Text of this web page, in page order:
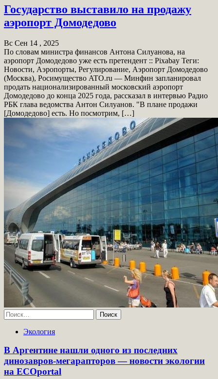
Государство выставило на продажу
аэропорт Домодедово
Вс Сен 14 , 2025
По словам министра финансов Антона Силуанова, на
аэропорт Домодедово уже есть претендент :: Pixabay Теги:
Новости, Аэропорты, Регулирование, Аэропорт Домодедово
(Москва), Росимущество ATO.ru — Минфин запланировал
продать национализированный московский аэропорт
Домодедово до конца 2025 года, рассказал в интервью Радио
РБК глава ведомства Антон Силуанов. "В плане продажи
[Домодедово] есть. Но посмотрим, […]
Найти:
Экология
В Аргентине нашли одного из последних
динозавров-мегарапторов — новости экологии
на ECOportal